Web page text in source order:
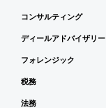
コンサルティング
ディールアドバイザリー
フォレンジック
税務
法務